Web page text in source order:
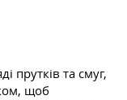
прутків та смуг,
щоб